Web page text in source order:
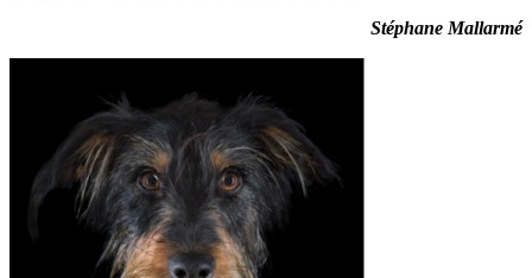
Stéphane Mallarmé